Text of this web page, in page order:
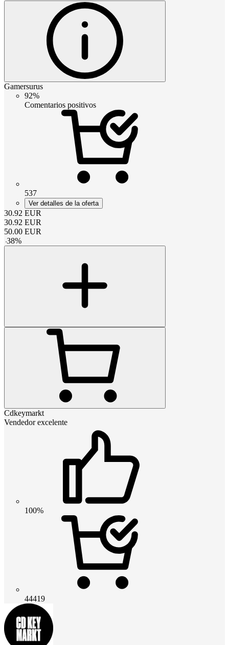
Gamersurus
92%
Comentarios positivos
537
Ver detalles de la oferta
30.92 EUR
30.92 EUR
50.00 EUR
-38%
Cdkeymarkt
Vendedor excelente
100%
44419